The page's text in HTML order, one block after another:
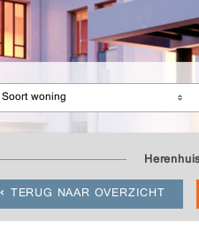
Soort woning
TERUG NAAR OVERZICHT